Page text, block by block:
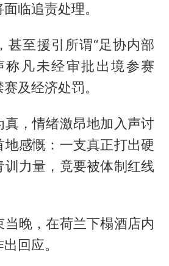
临追责处理。
甚至援引所谓“足协内部
称凡未经审批出境参赛
及经济处罚。
真，情绪激昂地加入声讨
感慨：一支真正打出硬
训力量，竟要被体制红线
晚，在荷兰下榻酒店内
回应。